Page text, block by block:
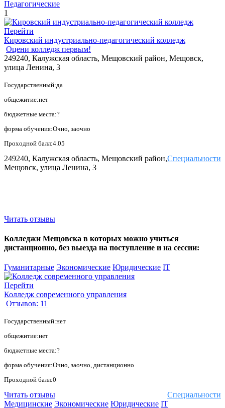
Педагогические
1
Перейти
Кировский индустриально-педагогический колледж
Оцени колледж первым!
249240, Калужская область, Мещовский район, Мещовск,
улица Ленина, 3
Государственный:да
общежитие:нет
бюджетные места:?
форма обучения:Очно, заочно
Проходной балл:4.05
Специальности
249240, Калужская область, Мещовский район,
Мещовск, улица Ленина, 3
Читать отзывы
Колледжи Мещовска в которых можно учиться
дистанционно, без выезда на поступление и на сессии:
Гуманитарные Экономические Юридические IT
Перейти
Колледж современного управления
Отзывов: 11
Государственный:нет
общежитие:нет
бюджетные места:?
форма обучения:Очно, заочно, дистанционно
Проходной балл:0
Специальности
Читать отзывы
Медицинские Экономические Юридические IT